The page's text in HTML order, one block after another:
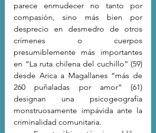
parece enmudecer no tanto por
compasión, sino más bien por
desprecio en desmedro de otros
crímenes o cuerpos
presumiblemente más importantes
en “La ruta chilena del cuchillo” (59)
desde Arica a Magallanes “más de
260 puñaladas por amor” (61)
designan una psicogeografía
monstruosamente impávida ante la
criminalidad comunitaria.